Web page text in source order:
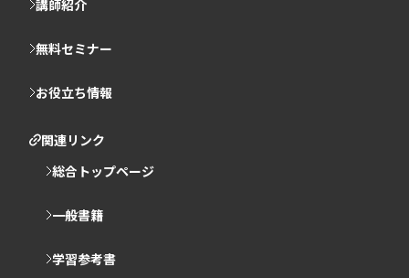
講師紹介
無料セミナー
お役立ち情報
関連リンク
総合トップページ
一般書籍
学習参考書